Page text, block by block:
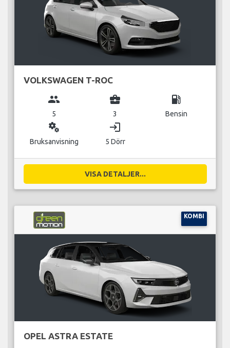
VOLKSWAGEN T-ROC
group
5
business_center
3
local_gas_station
Bensin
miscellaneous_services
Bruksanvisning
login
5 Dörr
VISA DETALJER...
KOMBI
OPEL ASTRA ESTATE